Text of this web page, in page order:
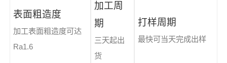
表面粗造度
加工表面粗造度可达
Ra1.6
加工周
期
三天起出
货
打样周期
最快可当天完成出样